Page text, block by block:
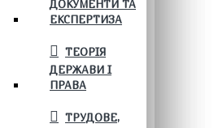
ДОКУМЕНТИ ТА
ЕКСПЕРТИЗА
ТЕОРІЯ
ДЕРЖАВИ І
ПРАВА
ТРУДОВЕ,